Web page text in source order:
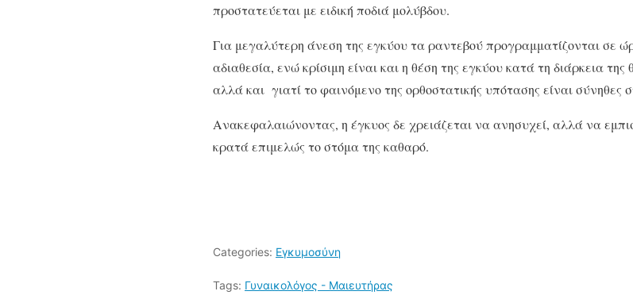
προστατεύεται με ειδική ποδιά μολύβδου.
Για μεγαλύτερη άνεση της εγκύου τα ραντεβού προγραμματίζονται σε
αδιαθεσία, ενώ κρίσιμη είναι και η θέση της εγκύου κατά τη διάρκεια
αλλά και γιατί το φαινόμενο της ορθοστατικής υπότασης είναι σύνηθες
Ανακεφαλαιώνοντας, η έγκυος δε χρειάζεται να ανησυχεί, αλλά να
κρατά επιμελώς το στόμα της καθαρό.
Categories: Εγκυμοσύνη
Tags: Γυναικολόγος - Μαιευτήρας